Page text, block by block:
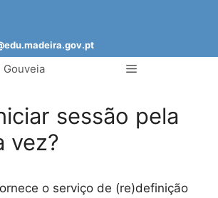
Gouveia Menu
sessão pela
vez?
o serviço de (re)definição